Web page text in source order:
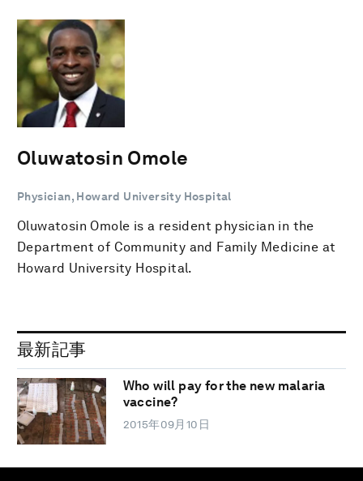
Oluwatosin Omole
Physician, Howard University Hospital
Oluwatosin Omole is a resident physician in the
Department of Community and Family Medicine at
Howard University Hospital.
最新記事
Who will pay for the new malaria
vaccine?
2015年09月10日